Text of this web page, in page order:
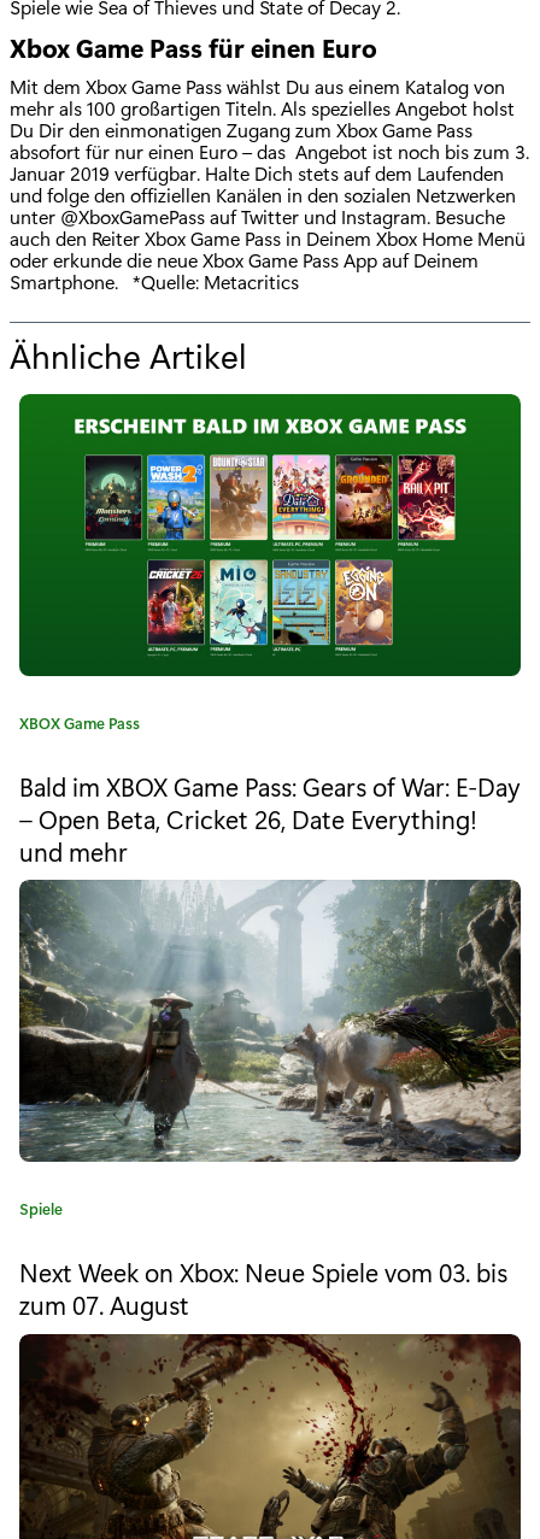
Spiele wie Sea of Thieves und State of Decay 2.
Xbox Game Pass für einen Euro
Mit dem Xbox Game Pass wählst Du aus einem Katalog von
mehr als 100 großartigen Titeln. Als spezielles Angebot holst
Du Dir den einmonatigen Zugang zum Xbox Game Pass
absofort für nur einen Euro – das Angebot ist noch bis zum 3.
Januar 2019 verfügbar. Halte Dich stets auf dem Laufenden
und folge den offiziellen Kanälen in den sozialen Netzwerken
unter @XboxGamePass auf Twitter und Instagram. Besuche
auch den Reiter Xbox Game Pass in Deinem Xbox Home Menü
oder erkunde die neue Xbox Game Pass App auf Deinem
Smartphone. *Quelle: Metacritics
Ähnliche Artikel
ü
r
"
X
b
o
x
m
e
P
a
s
:
1
6
u
T
i
l
K
e
g
o
e
:
XBOX Game Pass
Bald im XBOX Game Pass: Gears of War: E-Day
– Open Beta, Cricket 26, Date Everything!
und mehr
K
e
g
o
e
:
Spiele
Next Week on Xbox: Neue Spiele vom 03. bis
zum 07. August